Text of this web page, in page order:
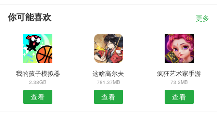
你可能喜欢 更多
我的孩子模拟器
2.38GB
查看
这啥高尔夫
781.37MB
查看
疯狂艺术家手游
73.2MB
查看